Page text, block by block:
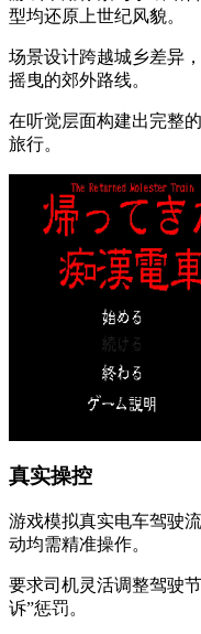
型均还原上世纪风貌。
场景设计跨越城乡差异
摇曳的郊外路线。
在听觉层面构建出完整
旅行。
真实操控
游戏模拟真实电车驾驶
动均需精准操作。
要求司机灵活调整驾驶
诉”惩罚。